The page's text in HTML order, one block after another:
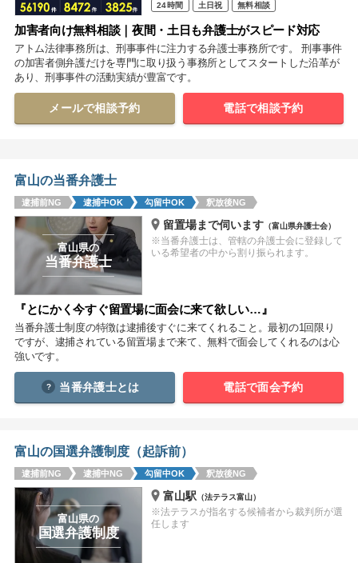
関東
茨城 栃木 群馬 埼玉 千葉 東京 神奈川
東海
静岡 愛知
中国
鳥取 島根 岡山 広島 山口
徳島 香川 愛媛
九州・沖縄
福岡
沖縄
相談内容から探す
痴漢 盗撮 わいせつ
窃盗 逮捕 示談
24時間 土日祝 無料相談
加害者向け無料相談｜夜間・土日も弁護士がスピード対応
アトム法律事務所は、刑事事件に注力する弁護士事務所です。 刑事事件
の加害者側弁護だけを専門に取り扱う事務所としてスタートした沿革が
あり、刑事事件の活動実績が豊富です。
メールで相談予約 電話で相談予約
富山の当番弁護士
逮捕前NG 逮捕中OK 勾留中OK 釈放後NG
富山県の
当番弁護士
留置場まで伺います（富山県弁護士会）
※当番弁護士は、管轄の弁護士会に登録して
いる希望者の中から割り振られます。
『とにかく今すぐ留置場に面会に来て欲しい…』
当番弁護士制度の特徴は逮捕後すぐに来てくれること。最初の1回限り
ですが、逮捕されている留置場まで来て、無料で面会してくれるのは心
強いです。
当番弁護士とは 電話で面会予約
富山の国選弁護制度（起訴前）
逮捕前NG 逮捕中NG 勾留中OK 釈放後NG
富山県の
国選弁護制度
富山駅 （法テラス富山）
※法テラスが指名する候補者から裁判所が選
任します